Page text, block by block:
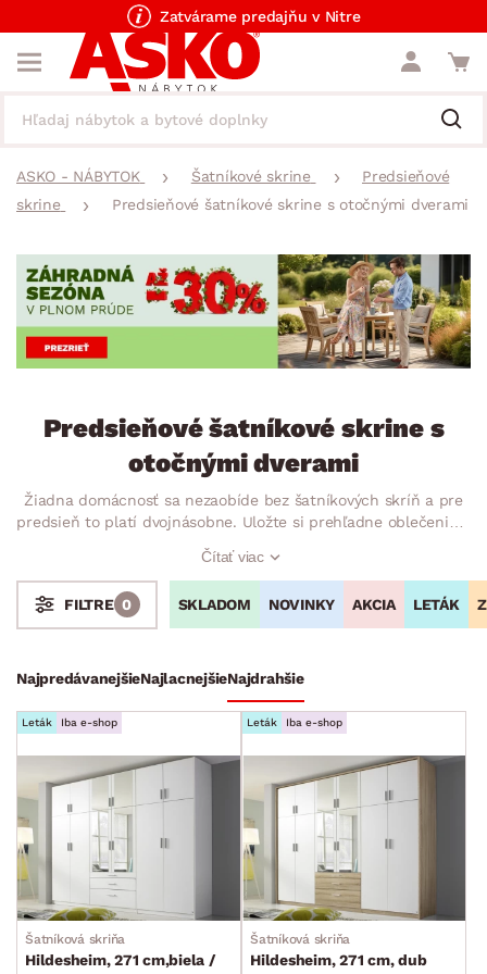
Zatvárame predajňu v Nitre
ASKO - NÁBYTOK Šatníkové skrine
Predsieňové
skrine
Predsieňové šatníkové skrine s otočnými dverami
Predsieňové šatníkové skrine s
otočnými dverami
Žiadna domácnosť sa nezaobíde bez šatníkových skríň a pre
predsieň to platí dvojnásobne. Uložte si prehľadne oblečenie a
dverami. Popremýšľajte, či Vám zostane pred skriňou dostatok
miesta na jej otvorenie. Vyberajte z niekoľkých dekorov, štýlov,
rozmerov a vytvorte si oveľa viac úložného priestoru.
Čítať viac
Šatníkové skrine s posuvnými dverami
Detské šatníkové skrine
Príslušenstvo ku skriniam
Rohové šatníkové skrine
Skriňové nadstavce
Predsieňové skrine
Predsieňové rohové šatníkové skrine
SKLADOM NOVINKY AKCIA LETÁK
FILTRE 0
NajpredávanejšieNajlacnejšieNajdrahšie
Leták Iba e-shop
Šatníková skriňa
Hildesheim, 271 cm,biela /
Leták Iba e-shop
Šatníková skriňa
Hildesheim, 271 cm, dub